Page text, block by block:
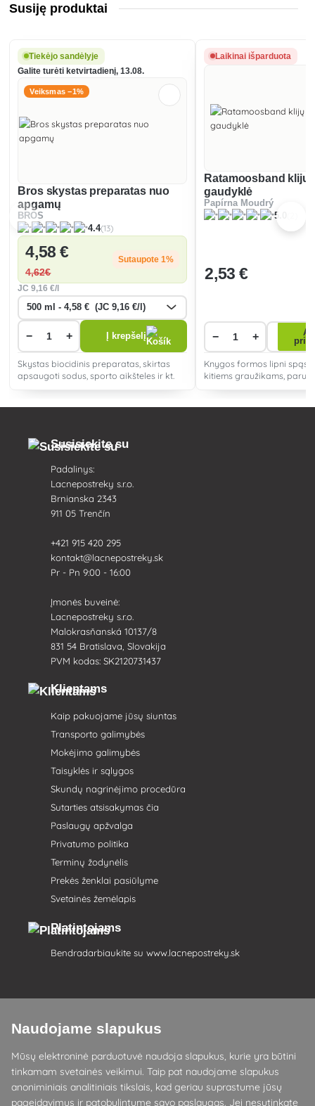
Susiję produktai
Tiekėjo sandėlyje
Galite turėti ketvirtadienį, 13.08.
Veiksmas −1%
Bros skystas preparatas nuo
apgamų
BROS
4.4(13)
4,58 €
4,62€
Sutaupote 1%
JC9,16 €/l
− + Į krepšelį
Skystas biocidinis preparatas, skirtas
apsaugoti sodus, sporto aikšteles ir kt.
Laikinai išparduota
Ratamoosband klijų
gaudyklė
Papírna Moudrý
5.0
2,53 €
− +
Knygos formos lipni
kitiems graužikams,
Susisiekite su
Padalinys:
Lacnepostreky s.r.o.
Brnianska 2343
911 05 Trenčín
+421 915 420 295
kontakt@lacnepostreky.sk
Pr - Pn 9:00 - 16:00
Įmonės buveinė:
Lacnepostreky s.r.o.
Malokrasňanská 10137/8
831 54 Bratislava, Slovakija
PVM kodas: SK2120731437
Klientams
Kaip pakuojame jūsų siuntas
Transporto galimybės
Mokėjimo galimybės
Taisyklės ir sąlygos
Skundų nagrinėjimo procedūra
Sutarties atsisakymas čia
Paslaugų apžvalga
Privatumo politika
Terminų žodynėlis
Prekės ženklai pasiūlyme
Svetainės žemėlapis
Platintojams
Bendradarbiaukite su www.lacnepostreky.sk
Visada suteiksime jums ekspertų patarimų
Skundai išnagrinėjami per 24 val
85 % sandėlyje esančių prekių
Naudojame slapukus
Mūsų elektroninė parduotuvė naudoja slapukus, kurie yra būtini
tinkamam svetainės veikimui. Taip pat naudojame slapukus
anoniminiais analitiniais tikslais, kad geriau suprastume jūsų
pageidavimus ir patobulintume savo paslaugas. Jei nesutinkate